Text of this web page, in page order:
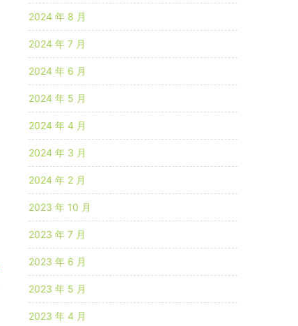
2024 年 8 月
2024 年 7 月
2024 年 6 月
2024 年 5 月
2024 年 4 月
2024 年 3 月
2024 年 2 月
2023 年 10 月
2023 年 7 月
2023 年 6 月
2023 年 5 月
2023 年 4 月